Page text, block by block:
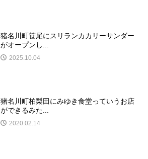
猪名川町笹尾にスリランカカリーサンダー
がオープンし...
2025.10.04
猪名川町柏梨田にみゆき食堂っていうお店
ができるみた...
2020.02.14